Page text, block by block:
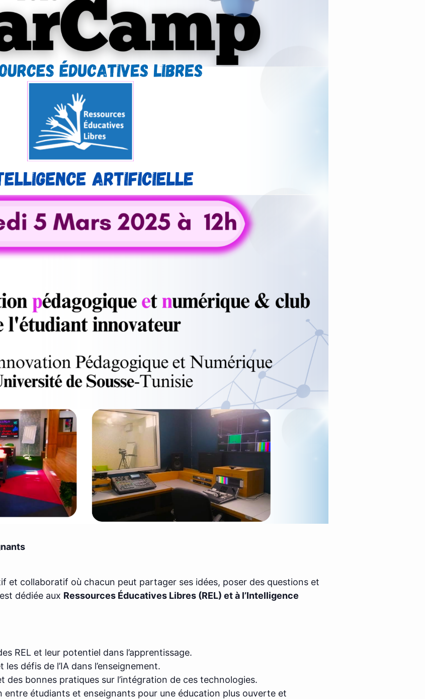
et collaboratif où chacun peut partager ses idées, poser des questions et
dédiée aux Ressources Éducatives Libres (REL) et à l’Intelligence
REL et leur potentiel dans l’apprentissage.
défis de l’IA dans l’enseignement.
des bonnes pratiques sur l’intégration de ces technologies.
entre étudiants et enseignants pour une éducation plus ouverte et